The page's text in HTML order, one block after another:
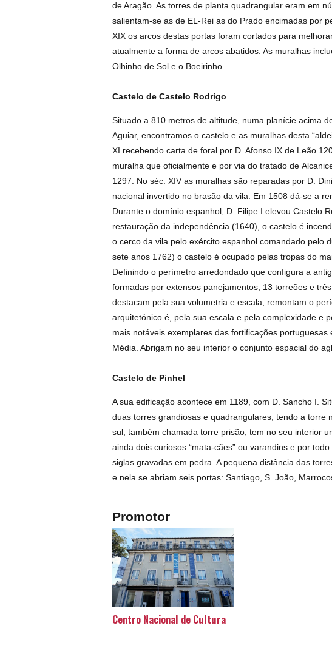
de Aragão. As torres de planta quadrangular eram em
salientam-se as de EL-Rei as do Prado encimadas por
XIX os arcos destas portas foram cortados para
atualmente a forma de arcos abatidos. As muralhas
Olhinho de Sol e o Boeirinho.
Castelo de Castelo Rodrigo
Situado a 810 metros de altitude, numa planície acima
Aguiar, encontramos o castelo e as muralhas desta
XI recebendo carta de foral por D. Afonso IX de Leão
muralha que oficialmente e por via do tratado de
1297. No séc. XIV as muralhas são reparadas por D.
nacional invertido no brasão da vila. Em 1508 dá-se a
Durante o domínio espanhol, D. Filipe I elevou Castelo
restauração da independência (1640), o castelo é
o cerco da vila pelo exército espanhol comandado pelo
sete anos 1762) o castelo é ocupado pelas tropas do
Definindo o perímetro arredondado que configura a
formadas por extensos panejamentos, 13 torreões e
destacam pela sua volumetria e escala, remontam o
arquitetónico é, pela sua escala e pela complexidade e
mais notáveis exemplares das fortificações
Média. Abrigam no seu interior o conjunto espacial do
Castelo de Pinhel
A sua edificação acontece em 1189, com D. Sancho I.
duas torres grandiosas e quadrangulares, tendo a torre
sul, também chamada torre prisão, tem no seu interior
ainda dois curiosos “mata-cães” ou varandins e por
siglas gravadas em pedra. A pequena distância das
e nela se abriam seis portas: Santiago, S. João,
Promotor
Centro Nacional de Cultura